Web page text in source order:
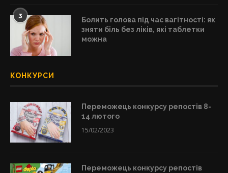
3
Болить голова під час вагітності: як
зняти біль без ліків, які таблетки
можна
КОНКУРСИ
Переможець конкурсу репостів 8-
14 лютого
15/02/2023
Переможець конкурсу репостів